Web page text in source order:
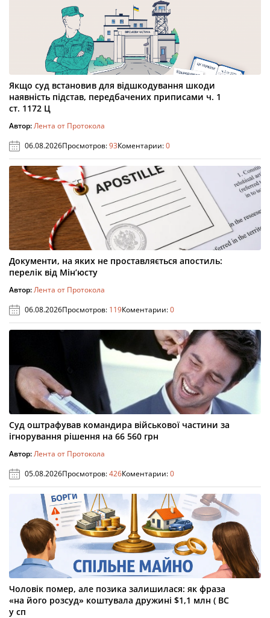
Якщо суд встановив для відшкодування шкоди
наявність підстав, передбачених приписами ч. 1
ст. 1172 Ц
Автор:Лента от Протокола
06.08.2026Просмотров:93Коментарии:0
Документи, на яких не проставляється апостиль:
перелік від Мін’юсту
Автор:Лента от Протокола
06.08.2026Просмотров: 119Коментарии:0
Суд оштрафував командира військової частини за
ігнорування рішення на 66 560 грн
Автор:Лента от Протокола
05.08.2026Просмотров:426Коментарии:0
Чоловік помер, але позика залишилася: як фраза
«на його розсуд» коштувала дружині $1,1 млн ( ВС
у сп